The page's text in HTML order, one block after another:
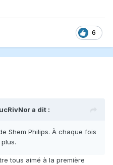
6
a dit :
Shem Philips. À chaque fois
tous aimé à la première